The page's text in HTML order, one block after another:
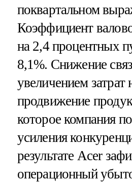
поквартальном
Коэффициент
на 2,4 процентных
8,1%. Снижение
увеличением затрат
продвижение
которое компания
усиления
результате Acer
операционный